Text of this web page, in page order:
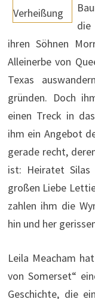
ihren Söhnen
Alleinerbe von
Texas
gründen. Doch
einen Treck in
ihm ein Angebot
gerade recht,
ist: Heiratet Silas
großen Liebe
zahlen ihm die
hin und her
Leila Meacham
von Somerset“
Geschichte, die